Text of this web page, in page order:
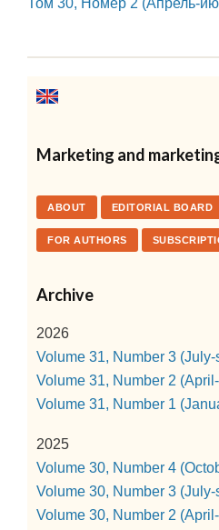
Том 30, Номер 2 (Апрель-
Marketing and
ABOUT EDITORIAL BOARD
FOR AUTHORS
Archive
2026
Volume 31, Number 3
Volume 31, Number 2
Volume 31, Number 1
2025
Volume 30, Number 4
Volume 30, Number 3
Volume 30, Number 2